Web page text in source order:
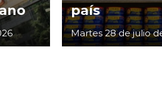
país
Martes 28 de julio